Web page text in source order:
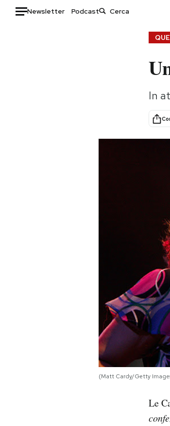
Newsletter Podcast
Consumismi
Storie/Idee
Ok Boomer!
In
(Matt Cardy/Getty
Le